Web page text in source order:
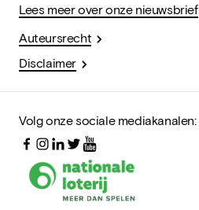
Lees meer over onze nieuwsbrief
Auteursrecht
Disclaimer
Volg onze sociale mediakanalen: